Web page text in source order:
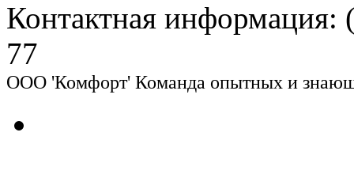
Контактная
77
ООО 'Комфорт' Команда опытных и